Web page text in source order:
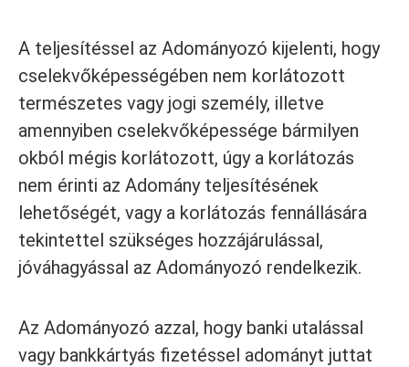
A teljesítéssel az Adományozó kijelenti, hogy
cselekvőképességében nem korlátozott
természetes vagy jogi személy, illetve
amennyiben cselekvőképessége bármilyen
okból mégis korlátozott, úgy a korlátozás
nem érinti az Adomány teljesítésének
lehetőségét, vagy a korlátozás fennállására
tekintettel szükséges hozzájárulással,
jóváhagyással az Adományozó rendelkezik.
Az Adományozó azzal, hogy banki utalással
vagy bankkártyás fizetéssel adományt juttat